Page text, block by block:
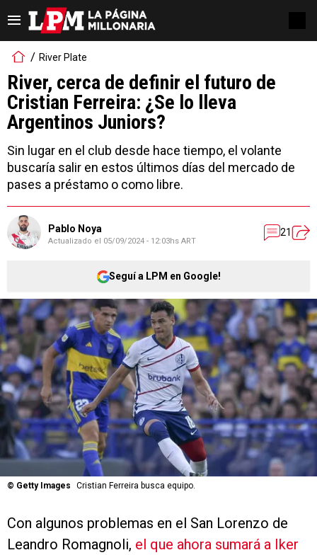
River Plate
River, cerca de definir el futuro de
Cristian Ferreira: ¿Se lo lleva
Argentinos Juniors?
Sin lugar en el club desde hace tiempo, el volante
buscaría salir en estos últimos días del mercado de
pases a préstamo o como libre.
Pablo Noya
Actualizado el 05/09/2024 - 12:03hs ART
21
Seguí a LPM en Google!
© Getty Images Cristian Ferreira busca equipo.
Con algunos problemas en el San Lorenzo de
Leandro Romagnoli, el que ahora sumará a Iker